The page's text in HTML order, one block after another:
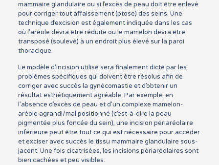
mammaire glandulaire ou si l’excès de peau doit être enlevé
pour corriger tout affaissement (ptose) des seins. Une
technique d’excision est également indiquée dans les cas
où l’aréole devra être réduite ou le mamelon devra être
transposé (soulevé) à un endroit plus élevé sur la paroi
thoracique.
Le modèle d’incision utilisé sera finalement dicté par les
problèmes spécifiques qui doivent être résolus afin de
corriger avec succès la gynécomastie et d’obtenir un
résultat esthétiquement agréable. Par exemple, en
l’absence d’excès de peau et d’un complexe mamelon-
aréole agrandi/mal positionné (c’est-à-dire la peau
pigmentée plus foncée du sein), une incision périaréolaire
inférieure peut être tout ce qui est nécessaire pour accéder
et exciser avec succès le tissu mammaire glandulaire sous-
jacent. Une fois cicatrisées, les incisions périaréolaires sont
bien cachées et peu visibles.